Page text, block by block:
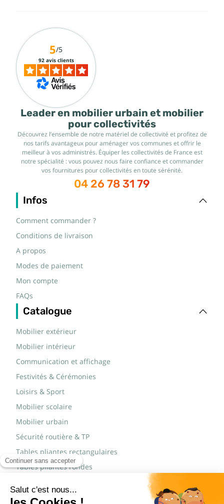
Leader en mobilier urbain et mobilier
pour collectivités
Découvrez l’ensemble de notre matériel de collectivité et profitez de
nos tarifs avantageux pour aménager vos communes et offrir le
meilleur à vos administrés. Équiper les collectivités de France est
notre spécialité : vous pouvez nous faire confiance et commander
vos fournitures pour collectivités en toute sérénité.
04 26 78 31 79
Infos
Comment commander ?
Conditions de livraison
A propos
Modes de paiement
Mon compte
FAQs
Catalogue
Mobilier extérieur
Mobilier intérieur
Communication et affichage
Festivités & Cérémonies
Loisirs & Sport
Mobilier scolaire
Mobilier urbain
Sécurité routière & TP
Tables pliantes rectangulaires
Tables pliantes rondes
Marques
5/5
92 avis clients